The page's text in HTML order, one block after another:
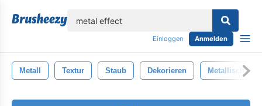
Einloggen Anmelden
Metall Textur Staub Dekorieren Metallisch